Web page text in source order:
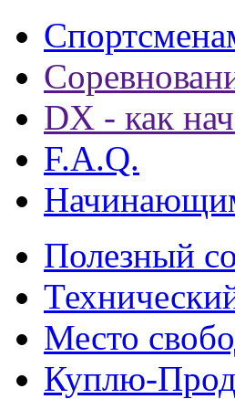
DX - как
F.A.Q.
Полезный
Место
Куплю-